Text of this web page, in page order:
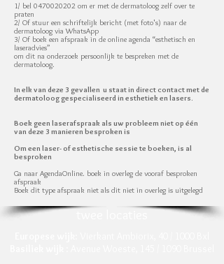
1/ bel 0470020202 om er met de dermatoloog zelf over te
praten
2/ Of stuur een schriftelijk bericht (met foto's) naar de
dermatoloog via WhatsApp
3/ Of boek een afspraak in de online agenda “esthetisch en
laseradvies”
om dit na onderzoek persoonlijk te bespreken met de
dermatoloog.
In elk van deze 3 gevallen u staat in direct contact met de
dermatoloog gespecialiseerd in esthetiek en lasers.
Boek geen laserafspraak als uw probleem niet op één
van deze 3 manieren besproken is
Om een laser- of esthetische sessie te boeken, is al
besproken
Ga naar AgendaOnline. boek in overleg de vooraf besproken
afspraak
Boek dit type afspraak niet als dit niet in overleg is uitgelegd